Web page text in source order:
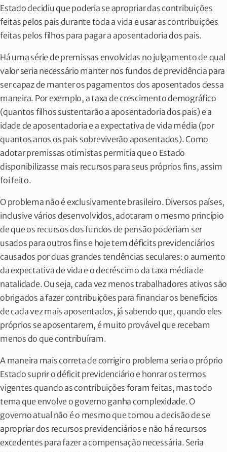
Estado decidiu que poderia se apropriar das contribuições
feitas pelos pais durante toda a vida e usar as contribuições
feitas pelos filhos para pagar a aposentadoria dos pais.
Há uma série de premissas envolvidas no julgamento de qual
valor seria necessário manter nos fundos de previdência para
ser capaz de manter os pagamentos dos aposentados dessa
maneira. Por exemplo, a taxa de crescimento demográfico
(quantos filhos sustentarão a aposentadoria dos pais) e a
idade de aposentadoria e a expectativa de vida média (por
quantos anos os pais sobreviverão aposentados). Como
adotar premissas otimistas permitia que o Estado
disponibilizasse mais recursos para seus próprios fins, assim
foi feito.
O problema não é exclusivamente brasileiro. Diversos países,
inclusive vários desenvolvidos, adotaram o mesmo princípio
de que os recursos dos fundos de pensão poderiam ser
usados para outros fins e hoje tem déficits previdenciários
causados por duas grandes tendências seculares: o aumento
da expectativa de vida e o decréscimo da taxa média de
natalidade. Ou seja, cada vez menos trabalhadores ativos são
obrigados a fazer contribuições para financiar os benefícios
de cada vez mais aposentados, já sabendo que, quando eles
próprios se aposentarem, é muito provável que recebam
menos do que contribuíram.
A maneira mais correta de corrigir o problema seria o próprio
Estado suprir o déficit previdenciário e honrar os termos
vigentes quando as contribuições foram feitas, mas todo
tema que envolve o governo ganha complexidade. O
governo atual não é o mesmo que tomou a decisão de se
apropriar dos recursos previdenciários e não há recursos
excedentes para fazer a compensação necessária. Seria